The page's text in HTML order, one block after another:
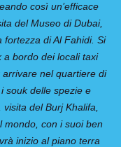
così un’efficace
del Museo di Dubai,
fortezza di Al Fahidi. Si
a bordo dei locali taxi
nel quartiere di
souk delle spezie e
visita del Burj Khalifa,
mondo, con i suoi ben
inizio al piano terra